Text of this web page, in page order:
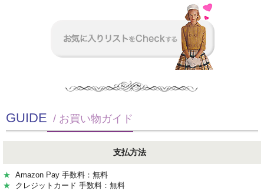
GUIDE / お買い物ガイド
支払方法
★ Amazon Pay 手数料：無料
★ クレジットカード 手数料：無料